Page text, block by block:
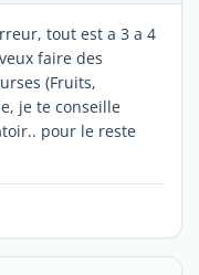
tout est a 3 a 4
faire des
(Fruits,
je te conseille
pour le reste